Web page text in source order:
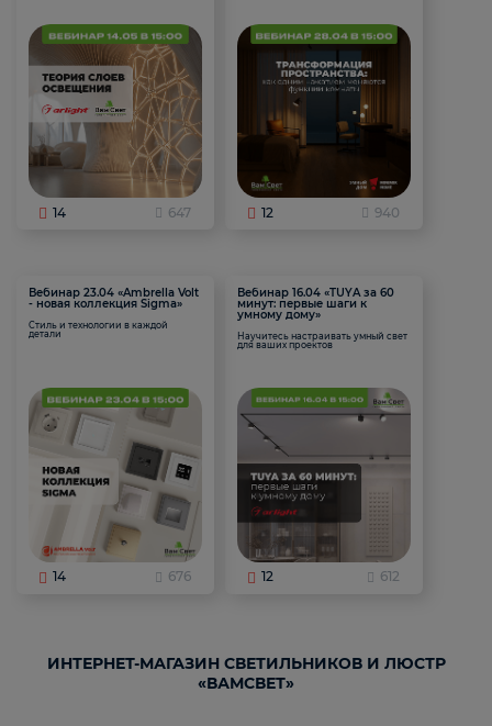
14 647 12 940
Вебинар 23.04 «Ambrella Volt
- новая коллекция Sigma»
Стиль и технологии в каждой
детали
14 676
Вебинар 16.04 «TUYA за 60
минут: первые шаги к
умному дому»
Научитесь настраивать умный свет
для ваших проектов
12 612
ИНТЕРНЕТ-МАГАЗИН СВЕТИЛЬНИКОВ И ЛЮСТР
«ВАМСВЕТ»